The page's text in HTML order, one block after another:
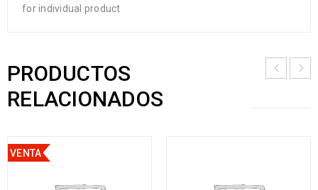
for individual product
PRODUCTOS
RELACIONADOS
VENTA